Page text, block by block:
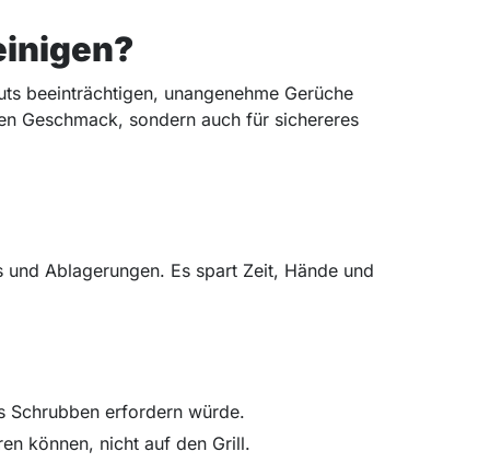
beeinträchtigen, unangenehme Gerüche
Geschmack, sondern auch für sichereres
Ablagerungen. Es spart Zeit, Hände und
Schrubben erfordern würde.
können, nicht auf den Grill.